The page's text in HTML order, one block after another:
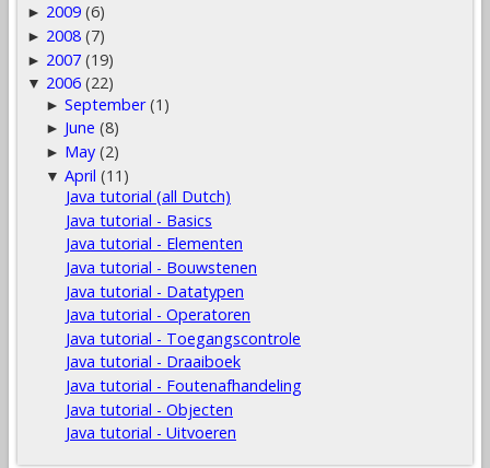
► 2009 (6)
► 2008 (7)
► 2007 (19)
▼ 2006 (22)
►September (1)
► June (8)
► May (2)
▼April (11)
Java tutorial (all Dutch)
Java tutorial - Basics
Java tutorial - Elementen
Java tutorial - Bouwstenen
Java tutorial - Datatypen
Java tutorial - Operatoren
Java tutorial - Toegangscontrole
Java tutorial - Draaiboek
Java tutorial - Foutenafhandeling
Java tutorial - Objecten
Java tutorial - Uitvoeren